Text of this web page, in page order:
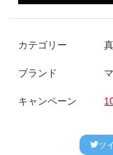
カテゴリー
ブランド
キャンペーン
ツ